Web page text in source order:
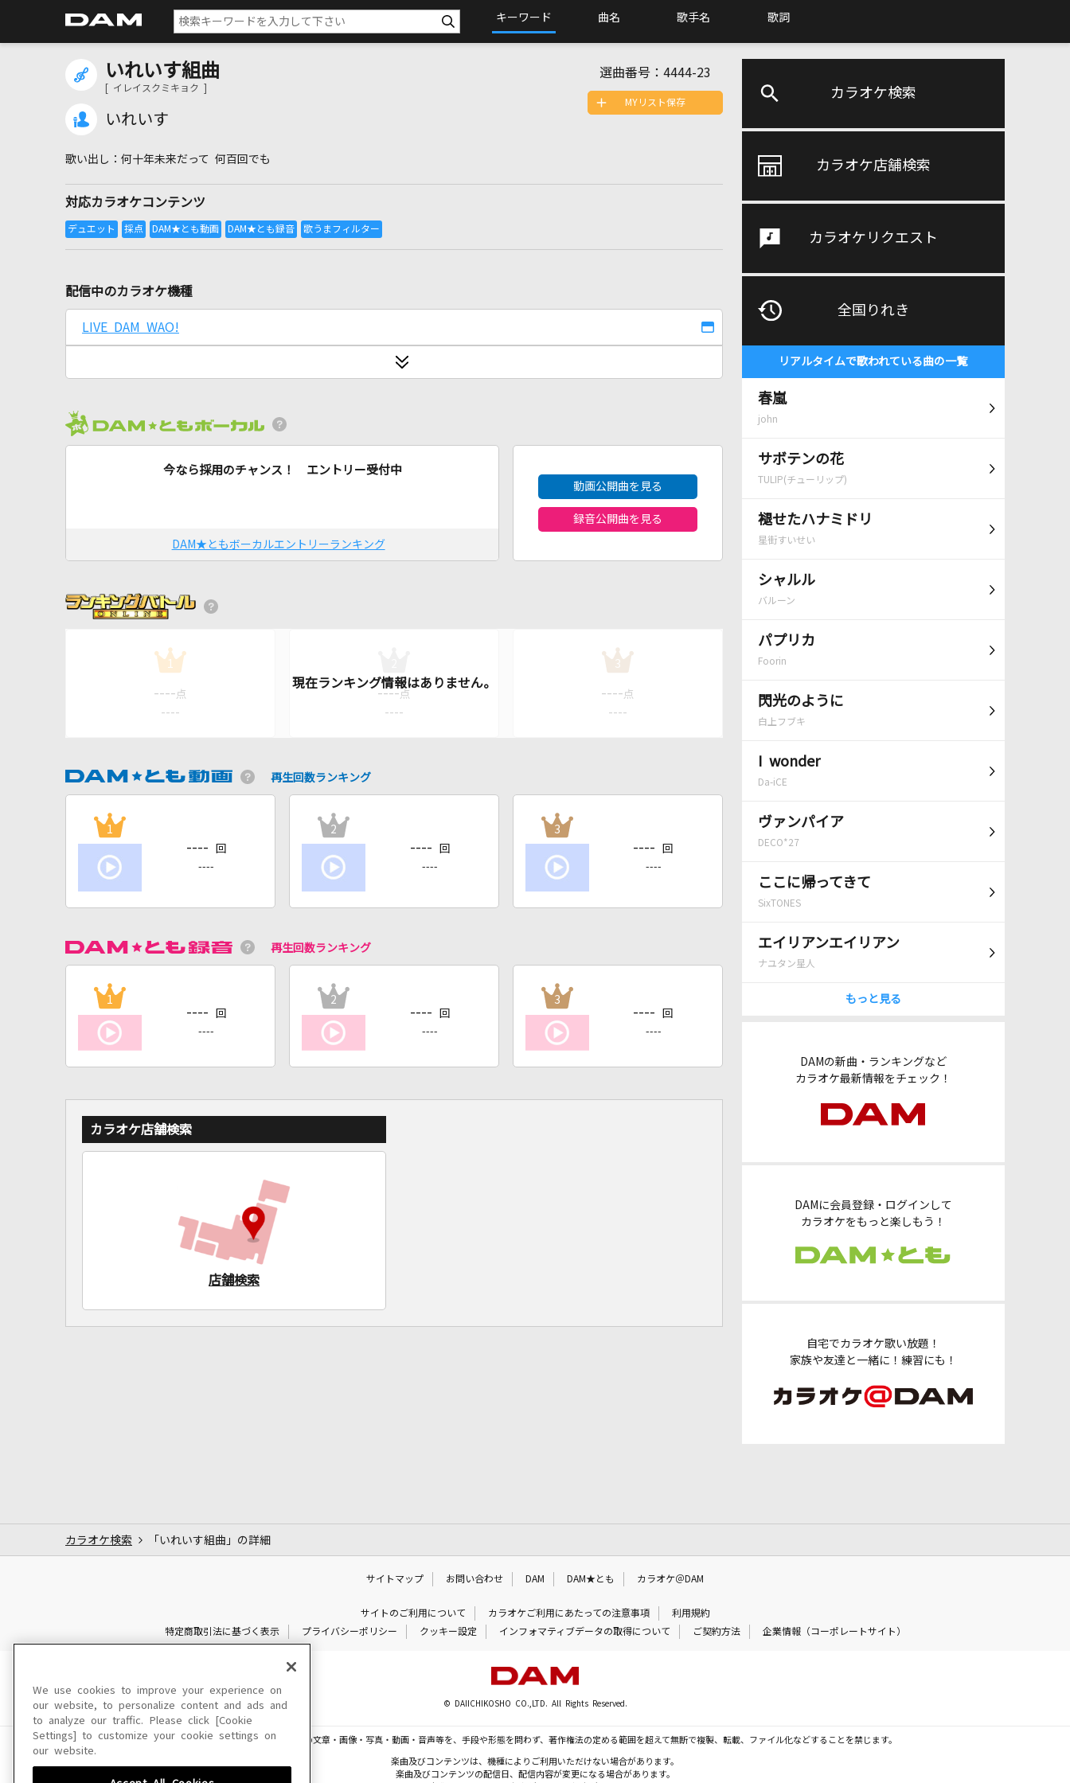
キーワード 曲名 歌手名 歌詞
カラオケ検索
カラオケ店舗検索
カラオケリクエスト
全国りれき
リアルタイムで歌われている曲の一覧
春嵐
john
サボテンの花
TULIP(チューリップ)
褪せたハナミドリ
星街すいせい
シャルル
バルーン
パプリカ
Foorin
閃光のように
白上フブキ
I wonder
Da-iCE
ヴァンパイア
DECO*27
ここに帰ってきて
SixTONES
エイリアンエイリアン
ナユタン星人
もっと見る
DAMの新曲・ランキングなど
カラオケ最新情報をチェック！
DAMに会員登録・ログインして
カラオケをもっと楽しもう！
自宅でカラオケ歌い放題！
家族や友達と一緒に！練習にも！
いれいす組曲
[ イレイスクミキョク ]
いれいす
選曲番号： 4444-23
何十年未来だって 何百回でも
対応カラオケコンテンツ
MYリスト保存
配信中のカラオケ機種
LIVE DAM WAO!
今なら採用のチャンス！ エントリー受付中
DAM★ともボーカルエントリーランキング
動画公開曲を見る
録音公開曲を見る
1
---- 点
----
---- 点
----
3
---- 点
----
再生回数ランキング
1
---- 回
----
2
---- 回
----
3
---- 回
----
再生回数ランキング
1
---- 回
----
2
---- 回
----
3
---- 回
----
カラオケ店舗検索
店舗検索
カラオケ検索 「いれいす組曲」の詳細
サイトマップ お問い合わせ DAM DAM★とも カラオケ＠DAM
サイトのご利用について カラオケご利用にあたっての注意事項
利用規約
特定商取引法に基づく表示
プライバシーポリシー クッキー設定 インフォマティブデータの取得について ご契約方法 企業情報（コーポレートサイト）
© DAIICHIKOSHO CO.,LTD. All Rights Reserved.
このサイトに掲載されている一切の文章・画像・写真・動画・音声等を、手段や形態を問わず、著作権法の定める範囲を超えて無断で複製、転載、ファイル化などすることを禁じます。
楽曲及びコンテンツは、機種によりご利用いただけない場合があります。
楽曲及びコンテンツの配信日、配信内容が変更になる場合があります。
We use cookies to improve your experience on
our website, to personalize content and ads and
to analyze our traffic. Please click [Cookie
Settings] to customize your cookie settings on
our website.